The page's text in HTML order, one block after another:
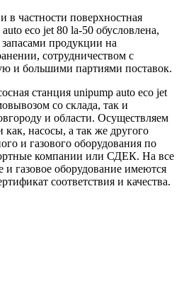
в частности поверхностная
eco jet 80 la-50 обусловлена,
продукции на
сотрудничеством с
и большими партиями поставок.
станция unipump auto eco jet
со склада, так и
и области. Осуществляем
насосы, а так же другого
и газового оборудования по
компании или СДЕК. На все
и газовое оборудование имеются
соответствия и качества.